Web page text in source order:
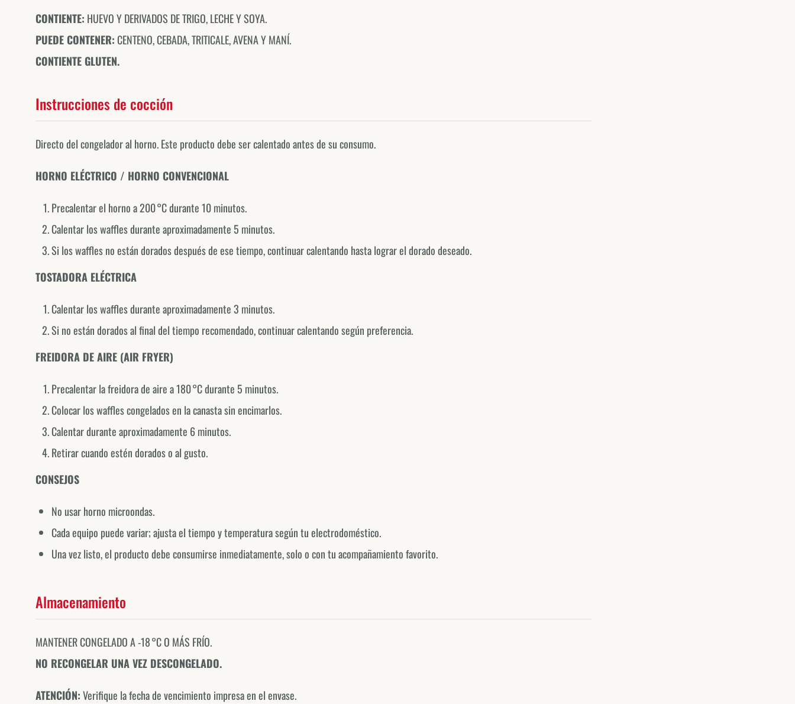
CONTIENTE: HUEVO Y DERIVADOS DE TRIGO, LECHE Y SOYA.
PUEDE CONTENER:CENTENO, CEBADA, TRITICALE, AVENA Y MANÍ.
CONTIENTE GLUTEN.
Instrucciones de cocción
Directo del congelador al horno. Este producto debe ser calentado antes de su consumo.
HORNO ELÉCTRICO / HORNO CONVENCIONAL
Precalentar el horno a 200 °C durante 10 minutos.
Calentar los waffles durante aproximadamente 5 minutos.
Si los waffles no están dorados después de ese tiempo, continuar calentando hasta lograr el dorado deseado.
TOSTADORA ELÉCTRICA
Calentar los waffles durante aproximadamente 3 minutos.
Si no están dorados al final del tiempo recomendado, continuar calentando según preferencia.
FREIDORA DE AIRE (AIR FRYER)
Precalentar la freidora de aire a 180 °C durante 5 minutos.
Colocar los waffles congelados en la canasta sin encimarlos.
Calentar durante aproximadamente 6 minutos.
Retirar cuando estén dorados o al gusto.
CONSEJOS
No usar horno microondas.
Cada equipo puede variar; ajusta el tiempo y temperatura según tu electrodoméstico.
Una vez listo, el producto debe consumirse inmediatamente, solo o con tu acompañamiento favorito.
Almacenamiento
MANTENER CONGELADO A -18 °C O MÁS FRÍO.
NO RECONGELAR UNA VEZ DESCONGELADO.
ATENCIÓN:Verifique la fecha de vencimiento impresa en el envase.
@fornodeminasmexico
@fornodeminasuruguay